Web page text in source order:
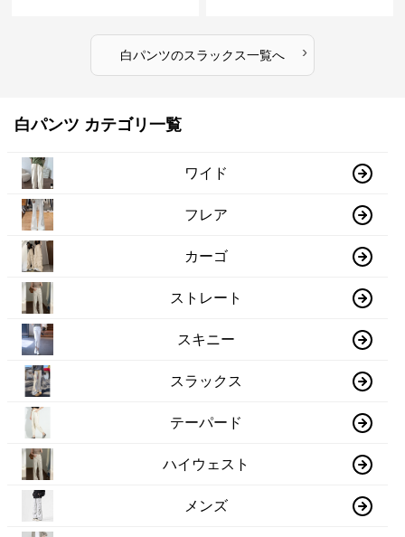
白パンツのスラックス一覧へ ›
白パンツ カテゴリ一覧
ワイド
フレア
カーゴ
ストレート
スキニー
スラックス
テーパード
ハイウェスト
メンズ